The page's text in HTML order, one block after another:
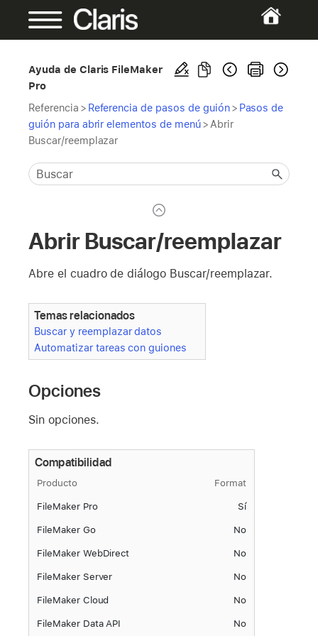
Ayuda de Claris FileMaker
Pro
Referencia > Referencia de pasos de guión > Pasos de
guión para abrir elementos de menú> Abrir
Buscar/reemplazar
Abrir Buscar/reemplazar
Abre el cuadro de diálogo Buscar/reemplazar.
Temas relacionados
Buscar y reemplazar datos
Automatizar tareas con guiones
Opciones
Sin opciones.
Compatibilidad
Producto Format
FileMaker Pro Sí
FileMaker Go No
FileMaker WebDirect No
FileMaker Server No
FileMaker Cloud No
FileMaker Data API No